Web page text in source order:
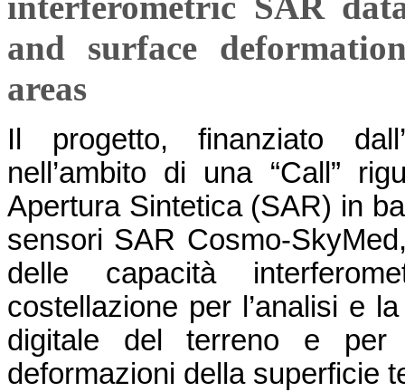
and surface
areas
Il progetto, finanziato
nell’ambito di una “Call”
Apertura Sintetica (SAR) in
sensori SAR Cosmo-
delle capacità
costellazione per l’analisi e
digitale del terreno e per
deformazioni della superficie